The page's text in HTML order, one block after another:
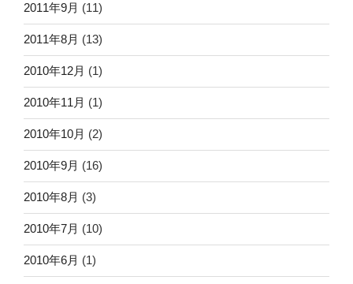
2011年9月 (11)
2011年8月 (13)
2010年12月 (1)
2010年11月 (1)
2010年10月 (2)
2010年9月 (16)
2010年8月 (3)
2010年7月 (10)
2010年6月 (1)